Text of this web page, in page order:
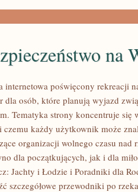
na
internetowa poświęcony rekreacji
dla osób, które planują wyjazd
Tematyka strony koncentruje się
czemu każdy użytkownik może
organizacji wolnego czasu nad
dla początkujących, jak i dla
Jachty i Łodzie i Poradniki dla
szczegółowe przewodniki po